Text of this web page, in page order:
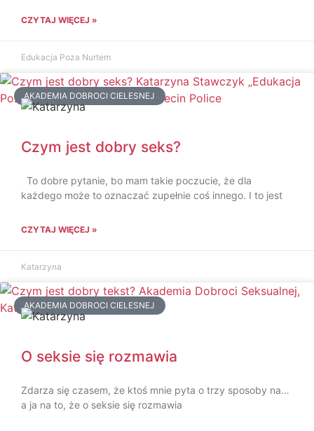
CZYTAJ WIĘCEJ »
Edukacja Poza Nurtem
AKADEMIA DOBROCI CIELESNEJ
Czym jest dobry seks?
To dobre pytanie, bo mam takie poczucie, że dla
każdego może to oznaczać zupełnie coś innego. I to jest
CZYTAJ WIĘCEJ »
Katarzyna
AKADEMIA DOBROCI CIELESNEJ
O seksie się rozmawia
Zdarza się czasem, że ktoś mnie pyta o trzy sposoby na…
a ja na to, że o seksie się rozmawia